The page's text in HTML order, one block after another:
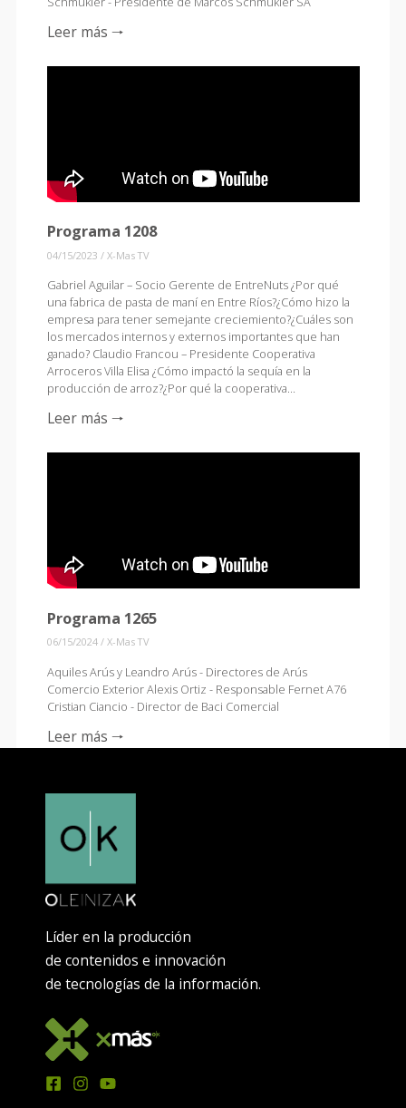
Leer más 🠒
Programa 1208
04/15/2023 / X-Mas TV
Gabriel Aguilar – Socio Gerente de EntreNuts ¿Por qué
una fabrica de pasta de maní en Entre Ríos?¿Cómo hizo la
empresa para tener semejante creciemiento?¿Cuáles son
los mercados internos y externos importantes que han
ganado? Claudio Francou – Presidente Cooperativa
Arroceros Villa Elisa ¿Cómo impactó la sequía en la
producción de arroz?¿Por qué la cooperativa…
Leer más 🠒
Programa 1265
06/15/2024 / X-Mas TV
Aquiles Arús y Leandro Arús - Directores de Arús
Comercio Exterior Alexis Ortiz - Responsable Fernet A76
Cristian Ciancio - Director de Baci Comercial
Leer más 🠒
Líder en la producción
de contenidos e innovación
de tecnologías de la información.